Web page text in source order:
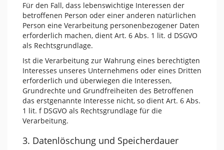
Für den Fall, dass lebenswichtige Interessen der
betroffenen Person oder einer anderen natürlichen
Person eine Verarbeitung personenbezogener Daten
erforderlich machen, dient Art. 6 Abs. 1 lit. d DSGVO
als Rechtsgrundlage.
Ist die Verarbeitung zur Wahrung eines berechtigten
Interesses unseres Unternehmens oder eines Dritten
erforderlich und überwiegen die Interessen,
Grundrechte und Grundfreiheiten des Betroffenen
das erstgenannte Interesse nicht, so dient Art. 6 Abs.
1 lit. f DSGVO als Rechtsgrundlage für die
Verarbeitung.
3. Datenlöschung und Speicherdauer